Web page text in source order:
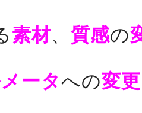
素材、 質感の
ータへの変更